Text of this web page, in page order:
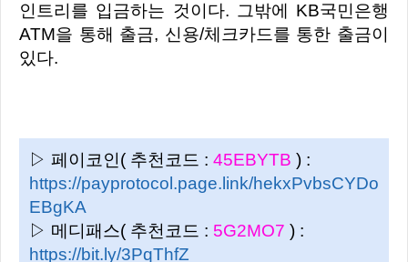
인트리를 입금하는 것이다. 그밖에 KB국민은행
ATM을 통해 출금, 신용/체크카드를 통한 출금이
있다.
▷ 페이코인( 추천코드 : 45EBYTB ) :
https://payprotocol.page.link/hekxPvbsCYDo
EBgKA
▷ 메디패스( 추천코드 : 5G2MO7 ) :
https://bit.ly/3PqThfZ